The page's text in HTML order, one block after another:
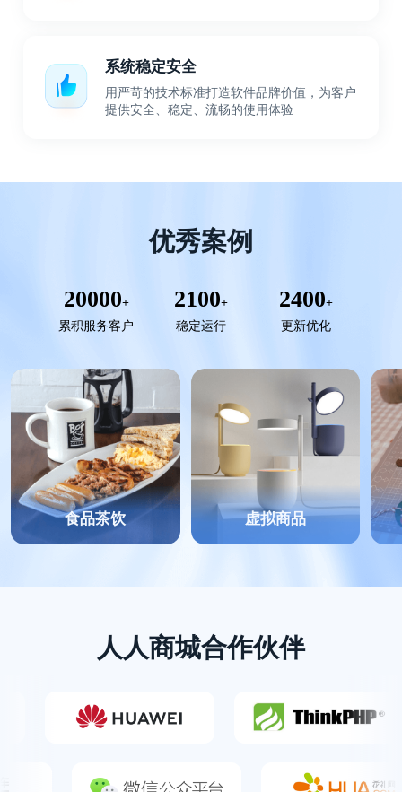
系统稳定安全
用严苛的技术标准打造软件品牌价值，为客户
提供安全、稳定、流畅的使用体验
优秀案例
20000+
累积服务客户
2100+
稳定运行
2400+
更新优化
食品茶饮 虚拟商品
人人商城合作伙伴